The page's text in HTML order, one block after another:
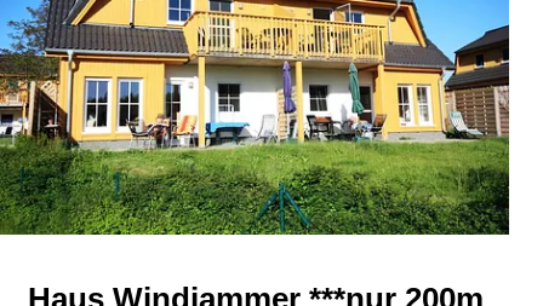
Haus Windjammer ***nur 200m